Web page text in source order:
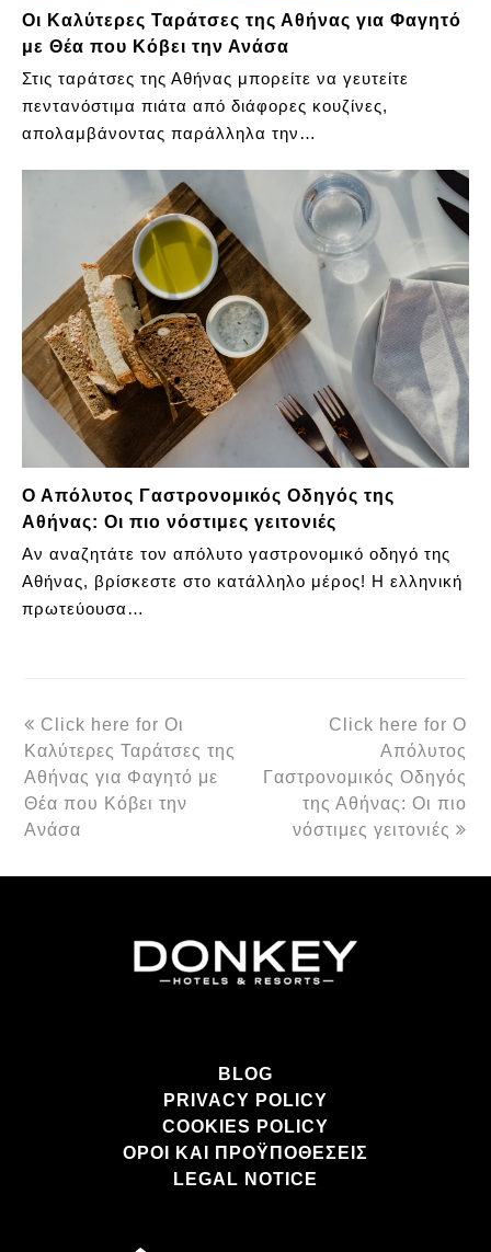
Οι Καλύτερες Ταράτσες της Αθήνας για Φαγητό
με Θέα που Κόβει την Ανάσα
Στις ταράτσες της Αθήνας μπορείτε να γευτείτε
πεντανόστιμα πιάτα από διάφορες κουζίνες,
απολαμβάνοντας παράλληλα την…
Ο Απόλυτος Γαστρονομικός Οδηγός της
Αθήνας: Οι πιο νόστιμες γειτονιές
Αν αναζητάτε τον απόλυτο γαστρονομικό οδηγό της
Αθήνας, βρίσκεστε στο κατάλληλο μέρος! Η ελληνική
πρωτεύουσα…
previous
post:
Click here for Οι
Καλύτερες Ταράτσες της
Αθήνας για Φαγητό με
Θέα που Κόβει την
Ανάσα
next
Click here for Ο
Απόλυτος
Γαστρονομικός Οδηγός
της Αθήνας: Οι πιο
νόστιμες γειτονιές
BLOG
PRIVACY POLICY
COOKIES POLICY
ΌΡΟΙ ΚΑΙ ΠΡΟΫΠΟΘΈΣΕΙΣ
LEGAL NOTICE